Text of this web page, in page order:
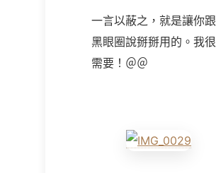
一言以蔽之，就是讓你跟
黑眼圈說掰掰用的。我很
需要！＠＠